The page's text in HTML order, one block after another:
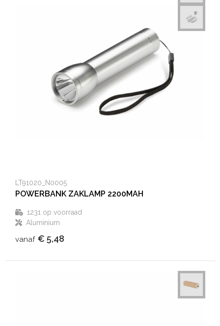
LT91020_N0005
POWERBANK ZAKLAMP 2200MAH
1231 op voorraad
Aluminium
vanaf € 5,48